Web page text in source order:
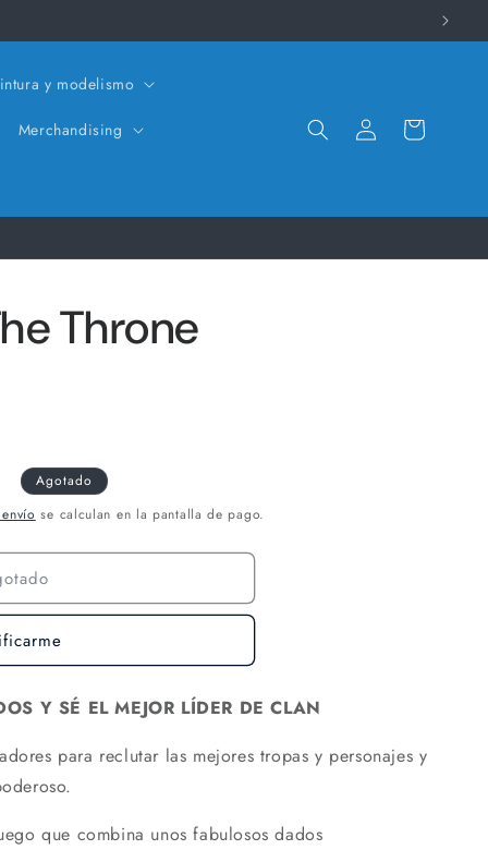
y modelismo
Merchandising
Iniciar
sesión
Carrito
Throne
Agotado
se calculan en la pantalla de pago.
Y SÉ EL MEJOR LÍDER DE CLAN
para reclutar las mejores tropas y personajes y
que combina unos fabulosos dados